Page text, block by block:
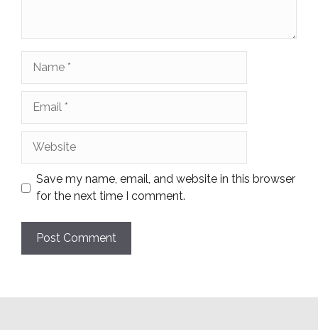
Save my name, email, and website in this browser
for the next time I comment.